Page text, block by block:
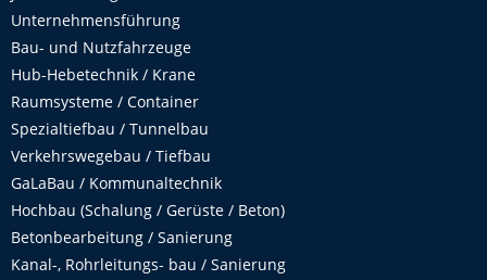
Unternehmensführung
Bau- und Nutzfahrzeuge
Hub-Hebetechnik / Krane
Raumsysteme / Container
Spezialtiefbau / Tunnelbau
Verkehrswegebau / Tiefbau
GaLaBau / Kommunaltechnik
Hochbau (Schalung / Gerüste / Beton)
Betonbearbeitung / Sanierung
Kanal-, Rohrleitungs- bau / Sanierung